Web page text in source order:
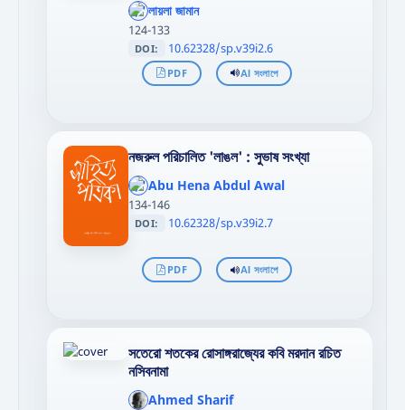
};"
>
লায়লা জামান
124-133
DOI: 10.62328/sp.v39i2.6
PDF AI সংলাপে
নজরুল পরিচালিত 'লাঙল' : সুভাষ সংখ্যা
';
};"
>
Abu Hena Abdul Awal
134-146
DOI: 10.62328/sp.v39i2.7
PDF AI সংলাপে
সতেরো শতকের রোসাঙ্গরাজ্যের কবি মরদান রচিত
নসিবনামা
Ahmed Sharif